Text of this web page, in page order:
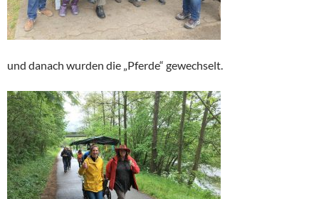
und danach wurden die „Pferde“ gewechselt.